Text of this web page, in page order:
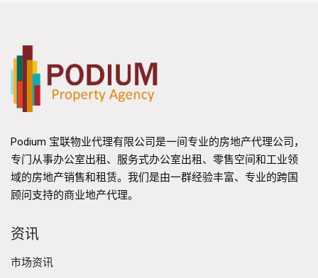
Podium 宝联物业代理有限公司是一间专业的房地产代理公司，
专门从事办公室出租、服务式办公室出租、零售空间和工业领
域的房地产销售和租赁。我们是由一群经验丰富、专业的跨国
顾问支持的商业地产代理。
资讯
市场资讯